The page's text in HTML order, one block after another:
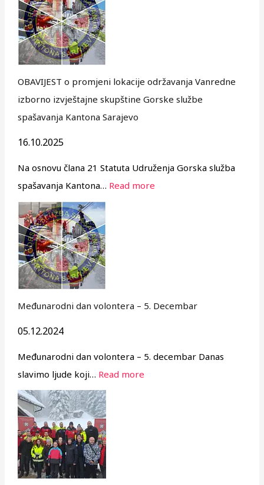
OBAVIJEST o promjeni lokacije održavanja Vanredne
izborno izvještajne skupštine Gorske službe
spašavanja Kantona Sarajevo
16.10.2025
Na osnovu člana 21 Statuta Udruženja Gorska služba
spašavanja Kantona… Read more
Međunarodni dan volontera – 5. Decembar
05.12.2024
Međunarodni dan volontera – 5. decembar Danas
slavimo ljude koji… Read more